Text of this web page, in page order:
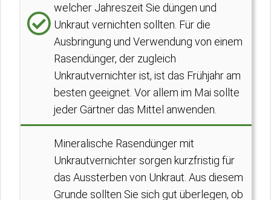
welcher Jahreszeit Sie düngen und
Unkraut vernichten sollten. Für die
Ausbringung und Verwendung von einem
Rasendünger, der zugleich
Unkrautvernichter ist, ist das Frühjahr am
besten geeignet. Vor allem im Mai sollte
jeder Gärtner das Mittel anwenden.
Mineralische Rasendünger mit
Unkrautvernichter sorgen kurzfristig für
das Aussterben von Unkraut. Aus diesem
Grunde sollten Sie sich gut überlegen, ob